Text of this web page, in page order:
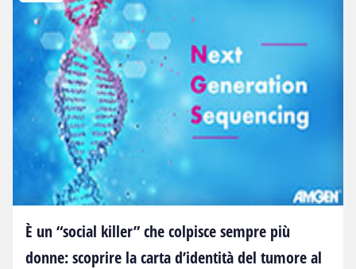
È un “social killer” che colpisce sempre più
donne: scoprire la carta d’identità del tumore al